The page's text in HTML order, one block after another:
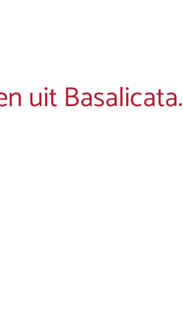
uit Basalicata.